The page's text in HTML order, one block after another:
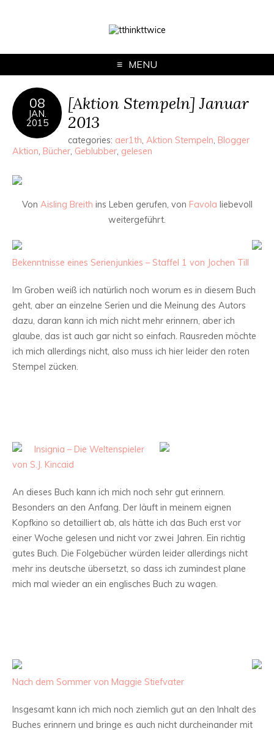
MENU
08
JAN.
2015
[Aktion Stempeln] Januar
2013
categories: aer1th, Aktion Stempeln, Blogger
Aktion, Bücher, Geblubber, gelesen
Von Aisling Breith ins Leben gerufen, von Favola liebevoll
weitergeführt.
Bekenntnisse eines Serienjunkies – Staffel 1 von Jochen Till
Im Groben weiß ich natürlich noch worum es in diesem Buch
geht, aber an einzelne Serien und die Meinung des Autors
dazu, daran kann ich mich nicht mehr erinnern, aber ich
glaube, das ist auch gar nicht so einfach. Rausreden möchte
ich mich allerdings nicht, also muss ich hier leider den roten
Stempel zücken.
Insignia – Die Weltenspieler
von S.J. Kincaid
An dieses Buch kann ich mich noch sehr gut erinnern.
Besonders an den Anfang. Der läuft in meinem eignen
Kopfkino so detailliert ab, als hätte ich das Buch erst vor
einer Woche gelesen und nicht vor zwei Jahren. Ein richtig
gutes Buch. Die Folgebücher würden leider allerdings nicht
mehr ins deutsche übersetzt, so dass ich zumindest plane
mich mal wieder an ein englisches Buch zu wagen.
Nach dem Sommer von Maggie Stiefvater
Insgesamt kann ich mich noch ziemlich gut an den Inhalt des
Buches erinnern und bringe es auch nicht durcheinander mit